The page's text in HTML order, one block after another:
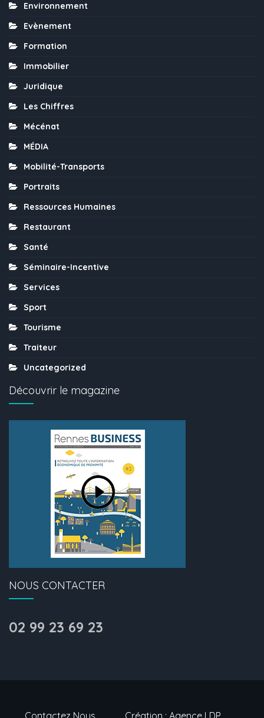
Environnement
Evènement
Formation
Immobilier
Juridique
Les Chiffres
Mécénat
MÉDIA
Mobilité-Transports
Portraits
Ressources Humaines
Restaurant
Santé
Séminaire-Incentive
Services
Sport
Tourisme
Traiteur
Uncategorized
Découvrir le magazine
NOUS CONTACTER
02 99 23 69 23